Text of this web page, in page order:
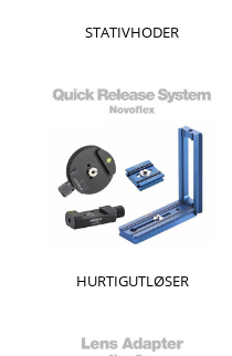
STATIVHODER
HURTIGUTLØSER